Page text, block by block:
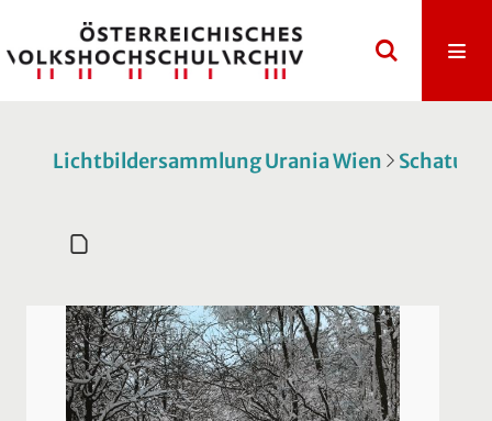
Lichtbildersammlung Urania Wien